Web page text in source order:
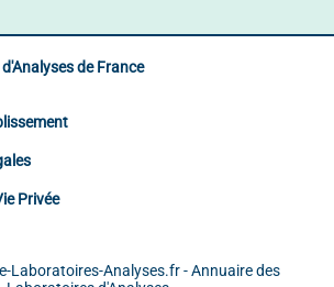
de France
Privée
Laboratoires-Analyses.fr - Annuaire des